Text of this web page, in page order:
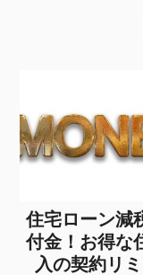
住宅ローン減
付金！お得な
入の契約リ